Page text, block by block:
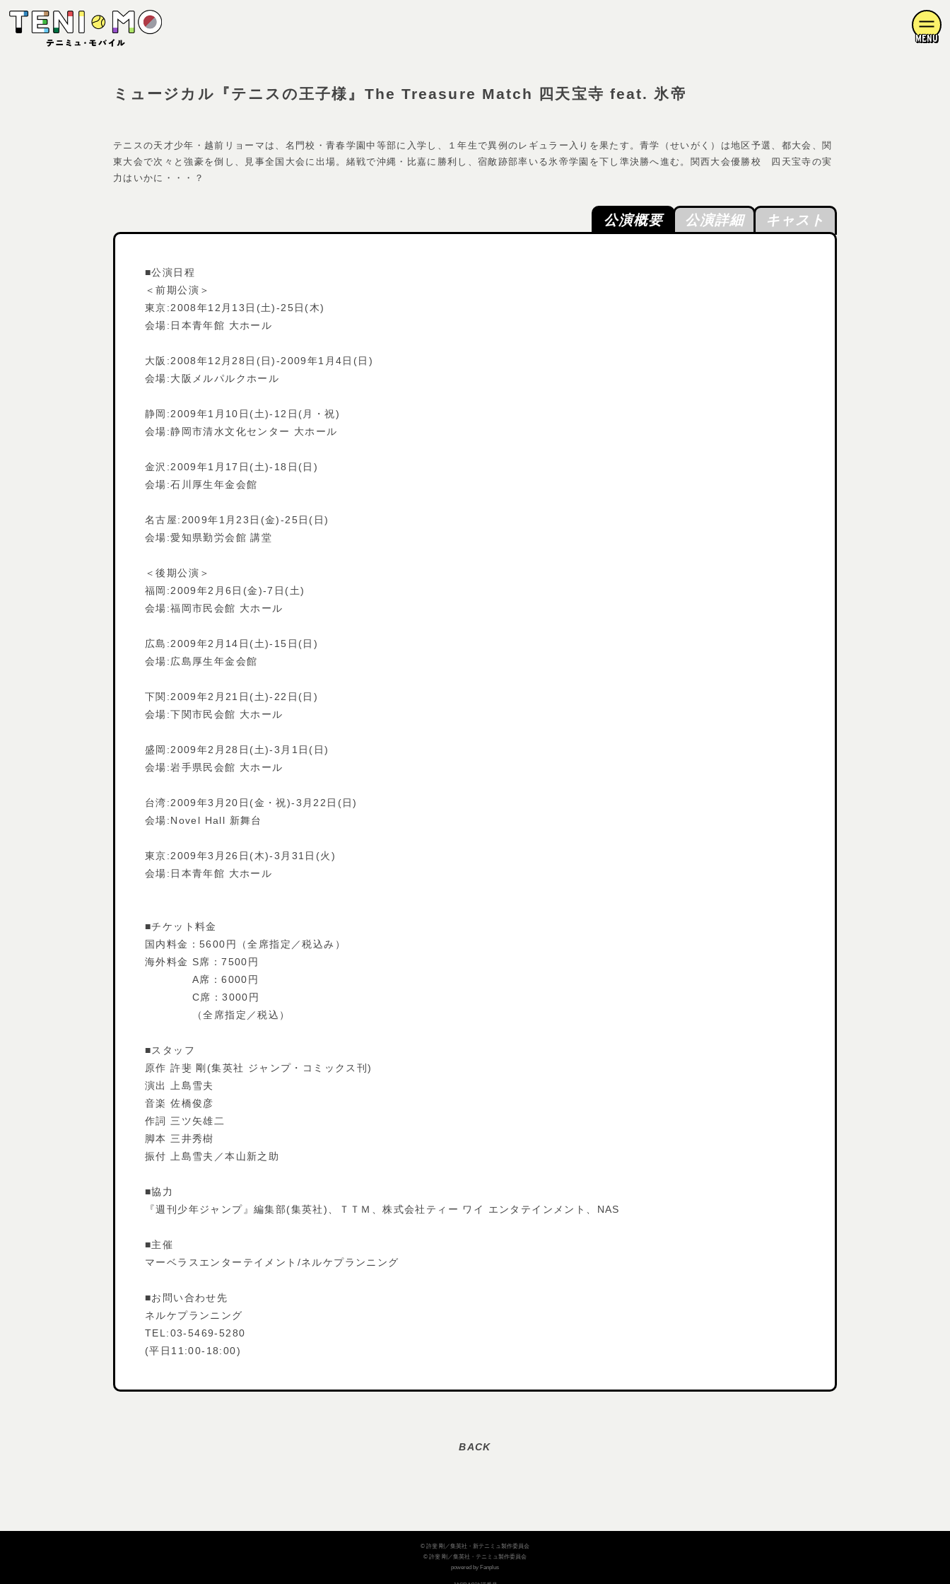
MENU
ミュージカル『テニスの王子様』The Treasure Match 四天宝寺 feat. 氷帝
テニスの天才少年・越前リョーマは、名門校・青春学園中等部に入学し、１年生で異例のレギュラー入りを果たす。青学（せいがく）は地区予選、都大会、関
東大会で次々と強豪を倒し、見事全国大会に出場。緒戦で沖縄・比嘉に勝利し、宿敵跡部率いる氷帝学園を下し準決勝へ進む。関西大会優勝校 四天宝寺の実
力はいかに・・・？
公演概要 公演詳細 キャスト
■公演日程
＜前期公演＞
東京:2008年12月13日(土)-25日(木)
会場:日本青年館 大ホール
大阪:2008年12月28日(日)-2009年1月4日(日)
会場:大阪メルパルクホール
静岡:2009年1月10日(土)-12日(月・祝)
会場:静岡市清水文化センター 大ホール
金沢:2009年1月17日(土)-18日(日)
会場:石川厚生年金会館
名古屋:2009年1月23日(金)-25日(日)
会場:愛知県勤労会館 講堂
＜後期公演＞
福岡:2009年2月6日(金)-7日(土)
会場:福岡市民会館 大ホール
広島:2009年2月14日(土)-15日(日)
会場:広島厚生年金会館
下関:2009年2月21日(土)-22日(日)
会場:下関市民会館 大ホール
盛岡:2009年2月28日(土)-3月1日(日)
会場:岩手県民会館 大ホール
台湾:2009年3月20日(金・祝)-3月22日(日)
会場:Novel Hall 新舞台
東京:2009年3月26日(木)-3月31日(火)
会場:日本青年館 大ホール
■チケット料金
国内料金：5600円（全席指定／税込み）
海外料金 S席：7500円
A席：6000円
C席：3000円
（全席指定／税込）
■スタッフ
原作 許斐 剛(集英社 ジャンプ・コミックス刊)
演出 上島雪夫
音楽 佐橋俊彦
作詞 三ツ矢雄二
脚本 三井秀樹
振付 上島雪夫／本山新之助
■協力
『週刊少年ジャンプ』編集部(集英社)、ＴＴＭ、株式会社ティー ワイ エンタテインメント、NAS
■主催
マーベラスエンターテイメント/ネルケプランニング
■お問い合わせ先
ネルケプランニング
TEL:03-5469-5280
(平日11:00-18:00)
© 許斐 剛／集英社・新テニミュ製作委員会
© 許斐 剛／集英社・テニミュ製作委員会
powered by Fanplus